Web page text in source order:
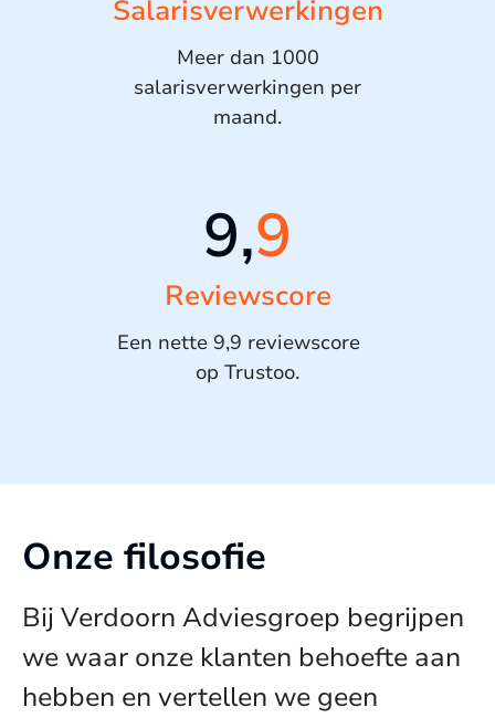
Salarisverwerkingen
Meer dan 1000
salarisverwerkingen per
maand.
9,9
Reviewscore
Een nette 9,9 reviewscore
op Trustoo.
Onze filosofie
Bij Verdoorn Adviesgroep begrijpen
we waar onze klanten behoefte aan
hebben en vertellen we geen